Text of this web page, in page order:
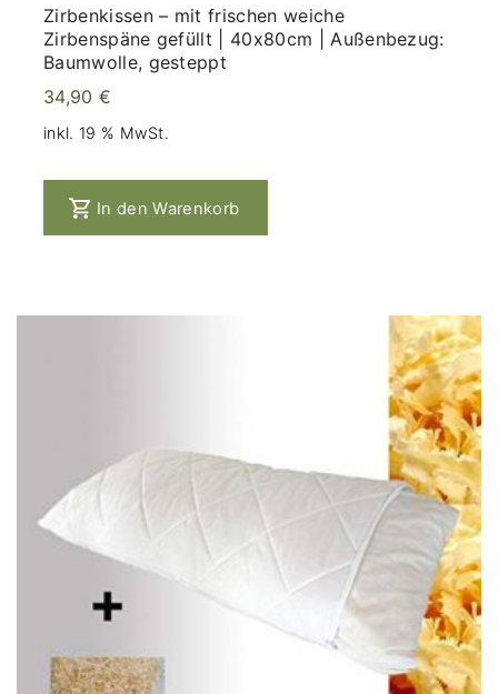
Zirbenkissen – mit frischen weiche
Zirbenspäne gefüllt | 40x80cm | Außenbezug:
Baumwolle, gesteppt
34,90 €
inkl. 19 % MwSt.
In den Warenkorb